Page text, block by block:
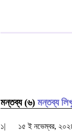
মন্তব্য (৬) মন্তব্য
১| ১৫ ই নভেম্বর,